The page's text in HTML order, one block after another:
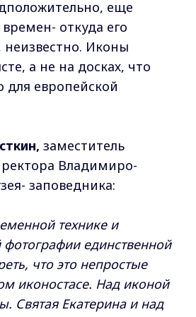
еще
откуда его
неизвестно. Иконы
а не на досках, что
для европейской
заместитель
Владимиро-
заповедника:
технике и
единственной
что это непростые
иконостасе. Над иконой
Святая Екатерина и над